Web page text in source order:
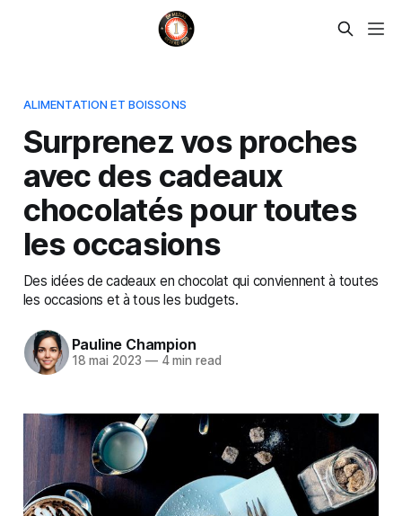
ALIMENTATION ET BOISSONS
Surprenez vos proches
avec des cadeaux
chocolatés pour toutes
les occasions
Des idées de cadeaux en chocolat qui conviennent à toutes
les occasions et à tous les budgets.
Pauline Champion
18 mai 2023 —4 min read